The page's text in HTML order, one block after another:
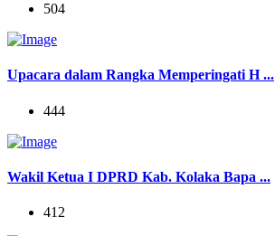
504
Upacara dalam Rangka Memperingati H ...
444
Wakil Ketua I DPRD Kab. Kolaka Bapa ...
412